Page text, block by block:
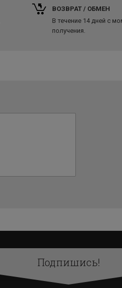
ВОЗВРАТ / ОБМЕН
В течение 14 дней с
получения.
Подпишись!